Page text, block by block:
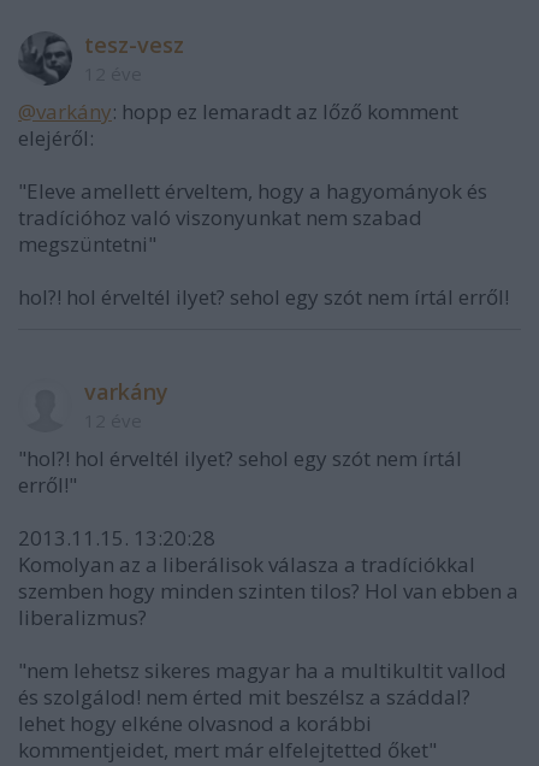
tesz-vesz
@varkány: hopp ez lemaradt az lőző komment
elejéről:
"Eleve amellett érveltem, hogy a hagyományok és
tradícióhoz való viszonyunkat nem szabad
megszüntetni"
hol?! hol érveltél ilyet? sehol egy szót nem írtál erről!
varkány
"hol?! hol érveltél ilyet? sehol egy szót nem írtál
erről!"
2013.11.15. 13:20:28
Komolyan az a liberálisok válasza a tradíciókkal
szemben hogy minden szinten tilos? Hol van ebben a
liberalizmus?
"nem lehetsz sikeres magyar ha a multikultit vallod
és szolgálod! nem érted mit beszélsz a száddal?
lehet hogy elkéne olvasnod a korábbi
kommentjeidet, mert már elfelejtetted őket"